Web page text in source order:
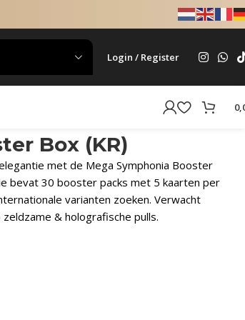
Login / Register
Box (KR)
met de Mega Symphonia Booster
bevat 30 booster packs met 5 kaarten per
varianten zoeken. Verwacht
& holografische pulls.